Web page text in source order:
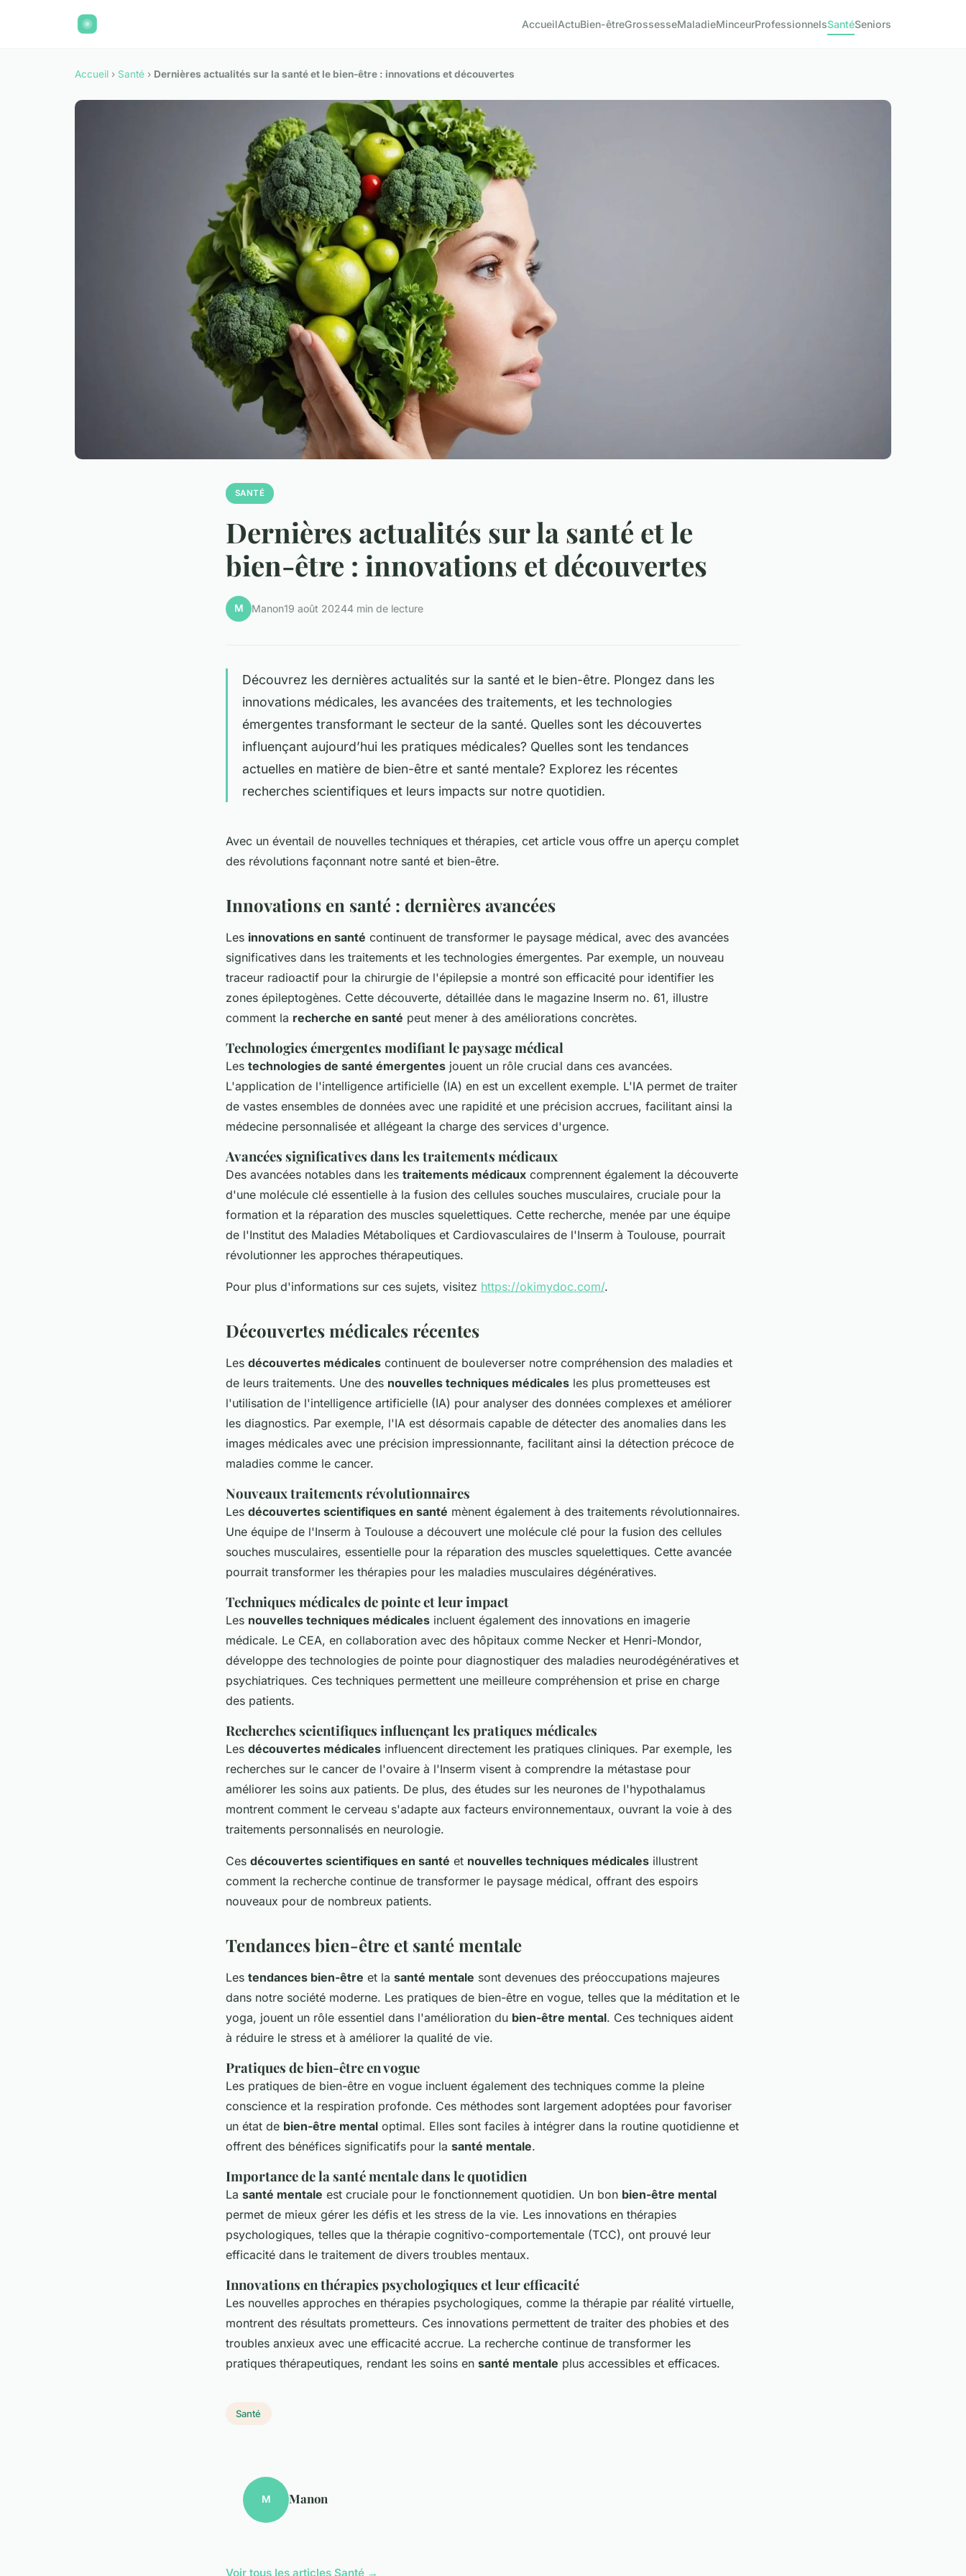
AccueilActuBien-êtreGrossesseMaladieMinceurProfessionnelsSantéSeniors
Accueil › Santé › Dernières actualités sur la santé et le bien-être : innovations et découvertes
SANTÉ
Dernières actualités sur la santé et le
bien-être : innovations et découvertes
M Manon19 août 20244 min de lecture
Découvrez les dernières actualités sur la santé et le bien-être. Plongez dans les
innovations médicales, les avancées des traitements, et les technologies
émergentes transformant le secteur de la santé. Quelles sont les découvertes
influençant aujourd’hui les pratiques médicales? Quelles sont les tendances
actuelles en matière de bien-être et santé mentale? Explorez les récentes
recherches scientifiques et leurs impacts sur notre quotidien.
Avec un éventail de nouvelles techniques et thérapies, cet article vous offre un aperçu complet
des révolutions façonnant notre santé et bien-être.
Innovations en santé : dernières avancées
Les innovations en santé continuent de transformer le paysage médical, avec des avancées
significatives dans les traitements et les technologies émergentes. Par exemple, un nouveau
traceur radioactif pour la chirurgie de l'épilepsie a montré son efficacité pour identifier les
zones épileptogènes. Cette découverte, détaillée dans le magazine Inserm no. 61, illustre
comment la recherche en santé peut mener à des améliorations concrètes.
Technologies émergentes modifiant le paysage médical
Les technologies de santé émergentes jouent un rôle crucial dans ces avancées.
L'application de l'intelligence artificielle (IA) en est un excellent exemple. L'IA permet de traiter
de vastes ensembles de données avec une rapidité et une précision accrues, facilitant ainsi la
médecine personnalisée et allégeant la charge des services d'urgence.
Avancées significatives dans les traitements médicaux
Des avancées notables dans les traitements médicaux comprennent également la découverte
d'une molécule clé essentielle à la fusion des cellules souches musculaires, cruciale pour la
formation et la réparation des muscles squelettiques. Cette recherche, menée par une équipe
de l'Institut des Maladies Métaboliques et Cardiovasculaires de l'Inserm à Toulouse, pourrait
révolutionner les approches thérapeutiques.
Pour plus d'informations sur ces sujets, visitez https://okimydoc.com/.
Découvertes médicales récentes
Les découvertes médicales continuent de bouleverser notre compréhension des maladies et
de leurs traitements. Une des nouvelles techniques médicales les plus prometteuses est
l'utilisation de l'intelligence artificielle (IA) pour analyser des données complexes et améliorer
les diagnostics. Par exemple, l'IA est désormais capable de détecter des anomalies dans les
images médicales avec une précision impressionnante, facilitant ainsi la détection précoce de
maladies comme le cancer.
Nouveaux traitements révolutionnaires
Les découvertes scientifiques en santé mènent également à des traitements révolutionnaires.
Une équipe de l'Inserm à Toulouse a découvert une molécule clé pour la fusion des cellules
souches musculaires, essentielle pour la réparation des muscles squelettiques. Cette avancée
pourrait transformer les thérapies pour les maladies musculaires dégénératives.
Techniques médicales de pointe et leur impact
Les nouvelles techniques médicales incluent également des innovations en imagerie
médicale. Le CEA, en collaboration avec des hôpitaux comme Necker et Henri-Mondor,
développe des technologies de pointe pour diagnostiquer des maladies neurodégénératives et
psychiatriques. Ces techniques permettent une meilleure compréhension et prise en charge
des patients.
Recherches scientifiques influençant les pratiques médicales
Les découvertes médicales influencent directement les pratiques cliniques. Par exemple, les
recherches sur le cancer de l'ovaire à l'Inserm visent à comprendre la métastase pour
améliorer les soins aux patients. De plus, des études sur les neurones de l'hypothalamus
montrent comment le cerveau s'adapte aux facteurs environnementaux, ouvrant la voie à des
traitements personnalisés en neurologie.
Ces découvertes scientifiques en santé et nouvelles techniques médicales illustrent
comment la recherche continue de transformer le paysage médical, offrant des espoirs
nouveaux pour de nombreux patients.
Tendances bien-être et santé mentale
Les tendances bien-être et la santé mentale sont devenues des préoccupations majeures
dans notre société moderne. Les pratiques de bien-être en vogue, telles que la méditation et le
yoga, jouent un rôle essentiel dans l'amélioration du bien-être mental. Ces techniques aident
à réduire le stress et à améliorer la qualité de vie.
Pratiques de bien-être en vogue
Les pratiques de bien-être en vogue incluent également des techniques comme la pleine
conscience et la respiration profonde. Ces méthodes sont largement adoptées pour favoriser
un état de bien-être mental optimal. Elles sont faciles à intégrer dans la routine quotidienne et
offrent des bénéfices significatifs pour la santé mentale.
Importance de la santé mentale dans le quotidien
La santé mentale est cruciale pour le fonctionnement quotidien. Un bon bien-être mental
permet de mieux gérer les défis et les stress de la vie. Les innovations en thérapies
psychologiques, telles que la thérapie cognitivo-comportementale (TCC), ont prouvé leur
efficacité dans le traitement de divers troubles mentaux.
Innovations en thérapies psychologiques et leur efficacité
Les nouvelles approches en thérapies psychologiques, comme la thérapie par réalité virtuelle,
montrent des résultats prometteurs. Ces innovations permettent de traiter des phobies et des
troubles anxieux avec une efficacité accrue. La recherche continue de transformer les
pratiques thérapeutiques, rendant les soins en santé mentale plus accessibles et efficaces.
Santé
M Manon
Voir tous les articles Santé →